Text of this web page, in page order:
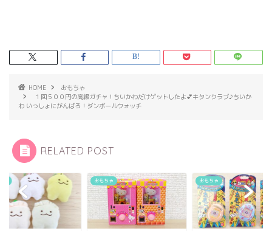
HOME
おもちゃ
１回５００円の高級ガチャ！ちいかわだけゲットしたよ💕キタンクラブ♪ちいか
わ いっしょにがんばろ！ダンボールウォッチ
RELATED POST
おもちゃ おもちゃ